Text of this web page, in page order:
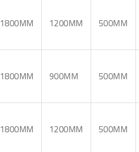
1800MM 1200MM 500MM
1800MM 900MM 500MM
1800MM 1200MM 500MM